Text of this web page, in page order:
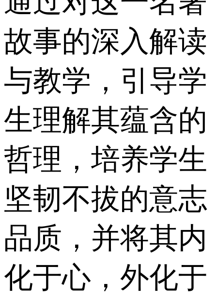
故事的深入解读
与教学，引导学
生理解其蕴含的
哲理，培养学生
坚韧不拔的意志
品质，并将其内
化于心，外化于